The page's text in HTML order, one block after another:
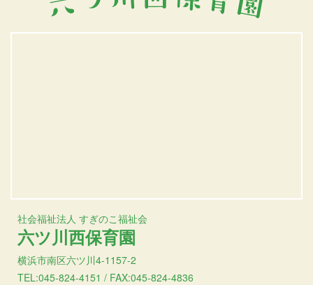
社会福祉法人 すぎのこ福祉会
六ツ川西保育園
横浜市南区六ツ川4-1157-2
TEL:045-824-4151 / FAX:045-824-4836